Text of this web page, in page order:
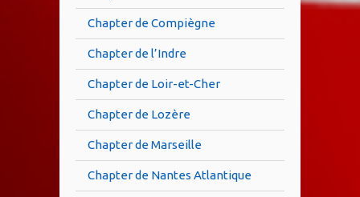
Chapter de Compiègne
Chapter de l’Indre
Chapter de Loir-et-Cher
Chapter de Lozère
Chapter de Marseille
Chapter de Nantes Atlantique